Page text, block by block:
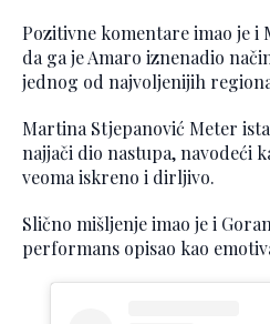
Pozitivne komentare imao je i
da ga je Amaro iznenadio
jednog od najvoljenijih
Martina Stjepanović Meter
najjači dio nastupa, navodeći
veoma iskreno i dirljivo.
Slično mišljenje imao je i
performans opisao kao